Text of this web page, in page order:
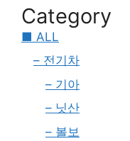
Category
■ ALL
– 전기차
– 기아
– 닛산
– 볼보